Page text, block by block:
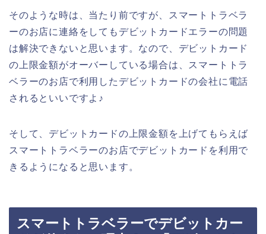
そのような時は、当たり前ですが、スマートトラベラ
ーのお店に連絡をしてもデビットカードエラーの問題
は解決できないと思います。なので、デビットカード
の上限金額がオーバーしている場合は、スマートトラ
ベラーのお店で利用したデビットカードの会社に電話
されるといいですよ♪
そして、デビットカードの上限金額を上げてもらえば
スマートトラベラーのお店でデビットカードを利用で
きるようになると思います。
スマートトラベラーでデビットカー